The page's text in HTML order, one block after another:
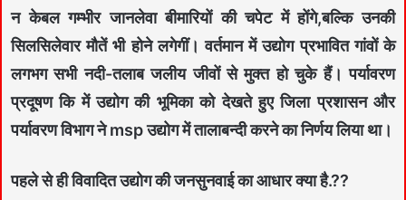
न केबल गम्भीर जानलेवा बीमारियों की चपेट में होंगे,बल्कि उनकी
सिलसिलेवार मौतें भी होने लगेगीं। वर्तमान में उद्योग प्रभावित गांवों के
लगभग सभी नदी-तलाब जलीय जीवों से मुक्त हो चुके हैं। पर्यावरण
प्रदूषण कि में उद्योग की भूमिका को देखते हुए जिला प्रशासन और
पर्यावरण विभाग ने msp उद्योग में तालाबन्दी करने का निर्णय लिया था।
पहले से ही विवादित उद्योग की जनसुनवाई का आधार क्या है.??